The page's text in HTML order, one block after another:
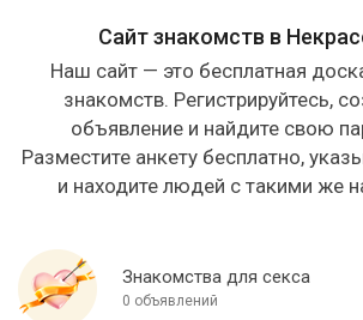
Сайт знакомств в
Наш сайт — это бесплатная
знакомств. Регистрируйтесь,
объявление и найдите свою
Разместите анкету бесплатно,
и находите людей с такими же
Знакомства для секса
0 объявлений